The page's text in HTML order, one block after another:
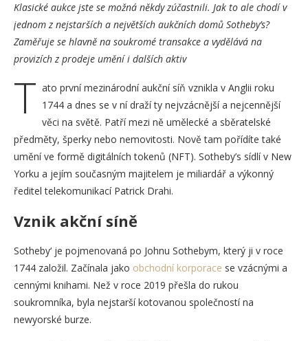
Klasické aukce jste se možná někdy zúčastnili. Jak to ale chodí v
jednom z nejstarších a největších aukčních domů Sotheby’s?
Zaměřuje se hlavně na soukromé transakce a vydělává na
provizích z prodeje umění i dalších aktiv
T ato první mezinárodní aukční síň vznikla v Anglii roku
1744 a dnes se v ní draží ty nejvzácnější a nejcennější
věci na světě. Patří mezi ně umělecké a sběratelské
předměty, šperky nebo nemovitosti. Nově tam pořídíte také
umění ve formě digitálních tokenů (NFT). Sotheby’s sídlí v New
Yorku a jejím současným majitelem je miliardář a výkonný
ředitel telekomunikací Patrick Drahi.
Vznik akční síně
Sotheby‘ je pojmenovaná po Johnu Sothebym, který ji v roce
1744 založil. Začínala jako obchodní korporace se vzácnými a
cennými knihami. Než v roce 2019 přešla do rukou
soukromníka, byla nejstarší kotovanou společností na
newyorské burze.